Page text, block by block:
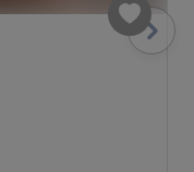
Suivant